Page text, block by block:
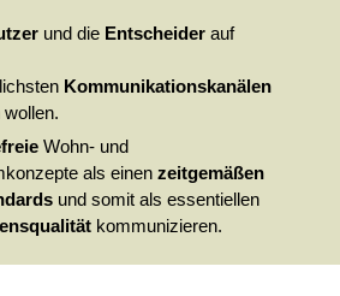
und die Entscheiderauf
Kommunikationskanälen
Wohn- und
als einen zeitgemäßen
und somit als essentiellen
kommunizieren.